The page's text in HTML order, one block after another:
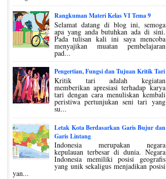
Rangkuman Materi Kelas VI Tema 9
Selamat datang di blog ini, semoga
apa yang anda butuhkan ada di sini.
Pada tulisan kali ini saya mencoba
menyajikan muatan pembelajaran
pad...
Pengertian, Fungsi dan Tujuan Kritik Tari
Kritik tari adalah kegiatan
memberikan apresiasi terhadap karya
tari dengan cara menuliskan kembali
peristiwa pertunjukan seni tari yang
su...
Letak Kota Berdasarkan Garis Bujur dan
Garis Lintang
Indonesia merupakan negara
kepulauan terbesar di dunia. Negara
Indonesia memiliki posisi geografis
yang unik sekaligus menjadikan posisi
yan...